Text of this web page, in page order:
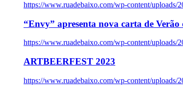
https://www.ruadebaixo.com/wp-content/uploads/
“Envy” apresenta nova carta de Verão
https://www.ruadebaixo.com/wp-content/uploads/
ARTBEERFEST 2023
https://www.ruadebaixo.com/wp-content/uploads/